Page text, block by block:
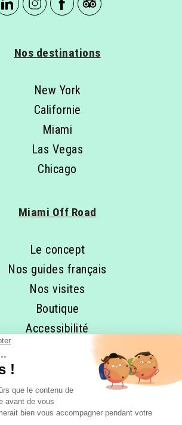
Nos destinations
New York
Californie
Miami
Las Vegas
Chicago
Miami Off Road
Le concept
Nos guides français
Nos visites
Boutique
Accessibilité
RESTONS EN CONTACT ET
ABONNEZ-VOUS À NOTRE
NEWSLETTER